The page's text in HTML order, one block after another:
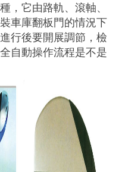
，它由路軌、滾軸、
車庫翻板門的情況下
行後要開展調節，檢
自動操作流程是不是